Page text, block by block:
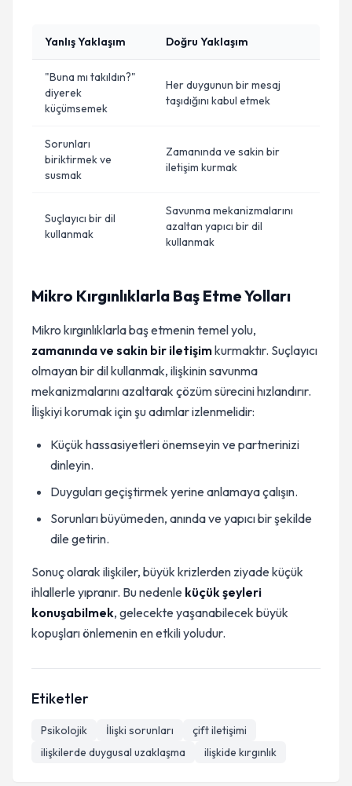
Yanlış Yaklaşım Doğru Yaklaşım
"Buna mı takıldın?"
diyerek
küçümsemek
Her duygunun bir mesaj
taşıdığını kabul etmek
Sorunları
biriktirmek ve
susmak
Zamanında ve sakin bir
iletişim kurmak
Suçlayıcı bir dil
kullanmak
Savunma mekanizmalarını
azaltan yapıcı bir dil
kullanmak
Mikro Kırgınlıklarla Baş Etme Yolları
Mikro kırgınlıklarla baş etmenin temel yolu,
zamanında ve sakin bir iletişimkurmaktır. Suçlayıcı
olmayan bir dil kullanmak, ilişkinin savunma
mekanizmalarını azaltarak çözüm sürecini hızlandırır.
İlişkiyi korumak için şu adımlar izlenmelidir:
Küçük hassasiyetleri önemseyin ve partnerinizi
dinleyin.
Duyguları geçiştirmek yerine anlamaya çalışın.
Sorunları büyümeden, anında ve yapıcı bir şekilde
dile getirin.
Sonuç olarak ilişkiler, büyük krizlerden ziyade küçük
ihlallerle yıpranır. Bu nedenle küçük şeyleri
konuşabilmek, gelecekte yaşanabilecek büyük
kopuşları önlemenin en etkili yoludur.
Etiketler
Psikolojik İlişki sorunları
çift iletişimi
ilişkilerde duygusal uzaklaşma
ilişkide kırgınlık